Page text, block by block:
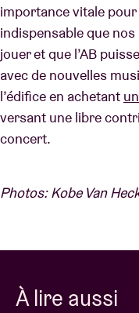
importance vitale
indispensable que
jouer et que l’AB
avec de nouvelles
l’édifice en achetant
versant une libre
concert.
Photos: Kobe Van
À lire aussi